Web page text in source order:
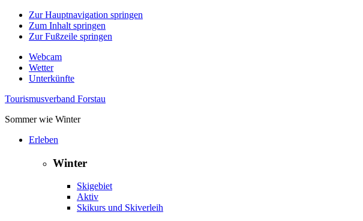
Zur Hauptnavigation springen
Zum Inhalt springen
Zur Fußzeile springen
Webcam
Wetter
Unterkünfte
Tourismusverband Forstau
Sommer wie Winter
Erleben
Winter
Skigebiet
Aktiv
Skikurs und Skiverleih